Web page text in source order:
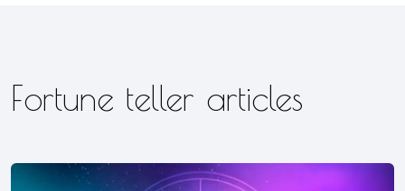
Fortune teller articles